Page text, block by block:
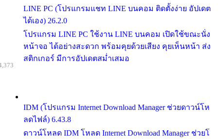
LINE PC (โปรแกรมแชท LINE บนคอม ติดตั้งง่าย อัปเดต
ได้เอง) 26.2.0
โปรแกรม LINE PC ใช้งาน LINE บนคอม เปิดใช้ขณะนั่ง
หน้าจอ ได้อย่างสะดวก พร้อมคุยด้วยเสียง คุยเห็นหน้า ส่ง
สติกเกอร์ มีการอัปเดตสม่ำเสมอ
IDM (โปรแกรม Internet Download Manager ช่วยดาวน์โห
ลดไฟล์) 6.43.8
ดาวน์โหลด IDM โหลด Internet Download Manager ช่วยโ